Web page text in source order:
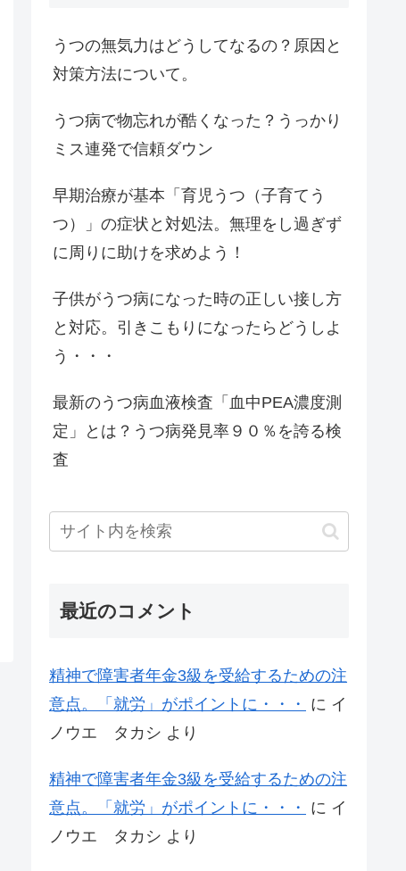
うつの無気力はどうしてなるの？原因と
対策方法について。
うつ病で物忘れが酷くなった？うっかり
ミス連発で信頼ダウン
早期治療が基本「育児うつ（子育てう
つ）」の症状と対処法。無理をし過ぎず
に周りに助けを求めよう！
子供がうつ病になった時の正しい接し方
と対応。引きこもりになったらどうしよ
う・・・
最新のうつ病血液検査「血中PEA濃度測
定」とは？うつ病発見率９０％を誇る検
査
最近のコメント
精神で障害者年金3級を受給するための注
意点。「就労」がポイントに・・・
に イ
ノウエ タカシ より
精神で障害者年金3級を受給するための注
意点。「就労」がポイントに・・・
に イ
ノウエ タカシ より